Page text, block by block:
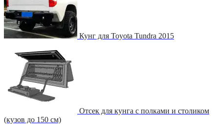
Кунг для Toyota Tundra 2015
Отсек для кунга с полками и столиком
(кузов до 150 см)